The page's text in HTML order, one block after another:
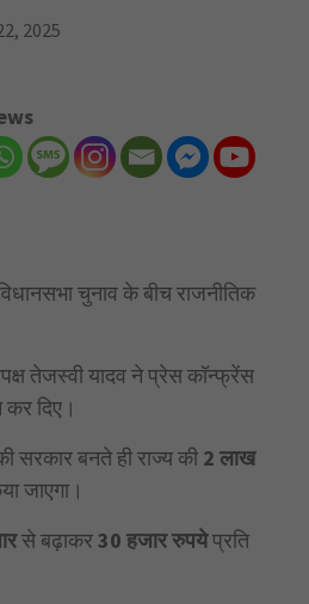
2025
चुनाव के बीच राजनीतिक
तेजस्वी यादव ने प्रेस कॉन्फ्रेंस
दिए।
सरकार बनते ही राज्य की 2 लाख
जाएगा।
से बढ़ाकर30 हजार रुपयेप्रति